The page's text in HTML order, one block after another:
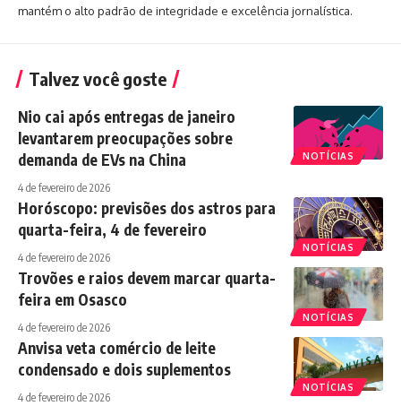
mantém o alto padrão de integridade e excelência jornalística.
Talvez você goste
NOTÍCIAS
Nio cai após entregas de janeiro
levantarem preocupações sobre
demanda de EVs na China
4 de fevereiro de 2026
NOTÍCIAS
Horóscopo: previsões dos astros para
quarta-feira, 4 de fevereiro
4 de fevereiro de 2026
NOTÍCIAS
Trovões e raios devem marcar quarta-
feira em Osasco
4 de fevereiro de 2026
NOTÍCIAS
Anvisa veta comércio de leite
condensado e dois suplementos
4 de fevereiro de 2026